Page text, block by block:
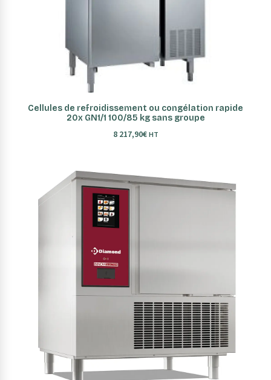
AJOUTER AU PANIER
Cellules de refroidissement ou congélation rapide
20x GN1/1 100/85 kg sans groupe
8 217,90€ HT